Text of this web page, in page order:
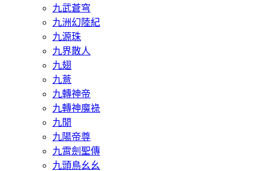
九武蒼穹
九洲幻陸紀
九源珠
九界散人
九翅
九薏
九轉神帝
九轉神魔祿
九閒
九陽帝尊
九霄劍聖傳
九頭鳥幺幺